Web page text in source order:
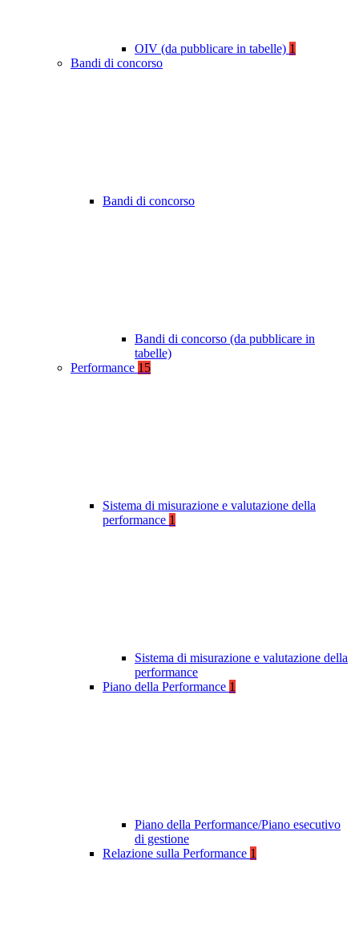
OIV (da pubblicare in tabelle) 1
Bandi di concorso
Bandi di concorso
Bandi di concorso (da pubblicare in
tabelle)
Performance 15
Sistema di misurazione e valutazione della
performance 1
Sistema di misurazione e valutazione della
performance
Piano della Performance 1
Piano della Performance/Piano esecutivo
di gestione
Relazione sulla Performance 1